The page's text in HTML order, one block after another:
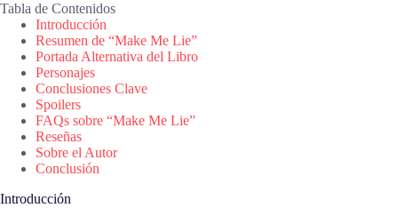
Tabla de Contenidos
Introducción
Resumen de “Make Me Lie”
Portada Alternativa del Libro
Personajes
Conclusiones Clave
Spoilers
FAQs sobre “Make Me Lie”
Reseñas
Sobre el Autor
Conclusión
Introducción